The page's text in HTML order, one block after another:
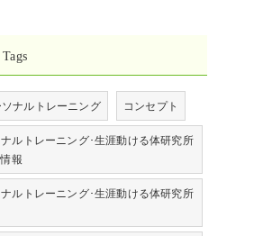
Tags
ナルトレーニング コンセプト
ルトレーニング･生涯動ける体研究所
報
ルトレーニング･生涯動ける体研究所